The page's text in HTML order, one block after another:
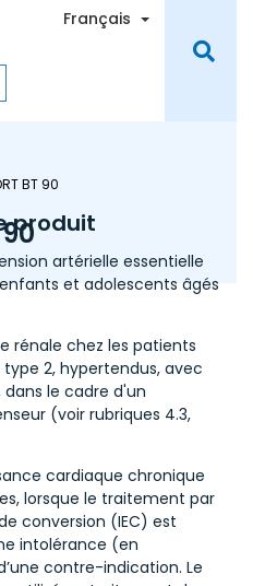
Français Toggle
BT 90
produit
artérielle essentielle
et adolescents âgés
rénale chez les patients
2, hypertendus, avec
le cadre d'un
(voir rubriques 4.3,
cardiaque chronique
lorsque le traitement par
conversion (IEC) est
intolérance (en
contre-indication. Le